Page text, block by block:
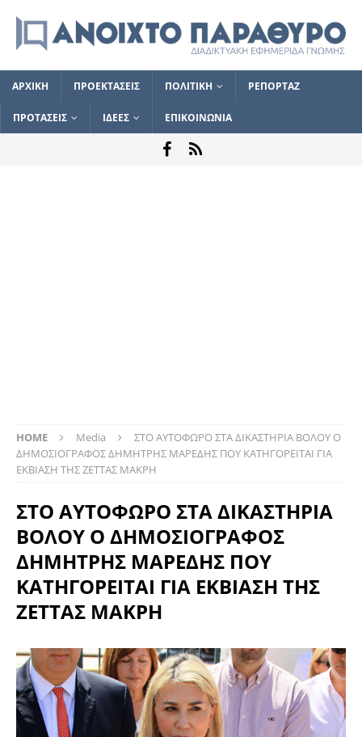
ΑΡΧΙΚΗ ΠΡΟΕΚΤΑΣΕΙΣ ΠΟΛΙΤΙΚΗ ΡΕΠΟΡΤΑΖ
ΠΡΟΤΑΣΕΙΣ ΙΔΕΕΣ ΕΠΙΚΟΙΝΩΝΙΑ
HOME Media
ΣΤΟ ΑΥΤΟΦΩΡΟ ΣΤΑ ΔΙΚΑΣΤΗΡΙΑ ΒΟΛΟΥ Ο
ΔΗΜΟΣΙΟΓΡΑΦΟΣ ΔΗΜΗΤΡΗΣ ΜΑΡΕΔΗΣ ΠΟΥ ΚΑΤΗΓΟΡΕΙΤΑΙ ΓΙΑ
ΕΚΒΙΑΣΗ ΤΗΣ ΖΕΤΤΑΣ ΜΑΚΡΗ
ΣΤΟ ΑΥΤΟΦΩΡΟ ΣΤΑ ΔΙΚΑΣΤΗΡΙΑ
ΒΟΛΟΥ Ο ΔΗΜΟΣΙΟΓΡΑΦΟΣ
ΔΗΜΗΤΡΗΣ ΜΑΡΕΔΗΣ ΠΟΥ
ΚΑΤΗΓΟΡΕΙΤΑΙ ΓΙΑ ΕΚΒΙΑΣΗ ΤΗΣ
ΖΕΤΤΑΣ ΜΑΚΡΗ